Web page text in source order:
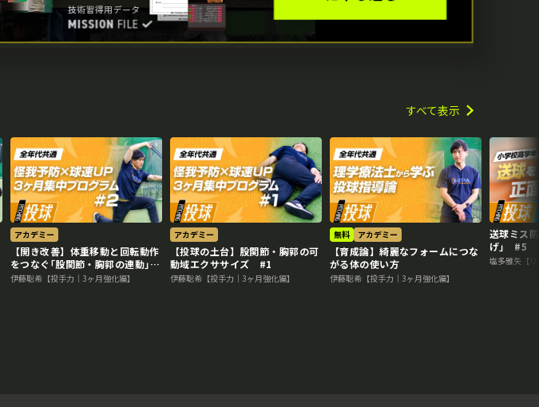
すべて表示
アカデミー
【開き改善】体重移動と回転動作
をつなぐ｢股関節・胸郭の連動｣
#2
伊藤聡希【投手力｜3ヶ月強化編】
アカデミー
【投球の土台】股関節・胸郭の可
動域エクササイズ #1
伊藤聡希【投手力｜3ヶ月強化編】
無料 アカデミー
【育成論】綺麗なフォームにつな
がる体の使い方
伊藤聡希【投手力｜3ヶ月強化編】
送球ミス
げ｣ #5
塩多雅矢【